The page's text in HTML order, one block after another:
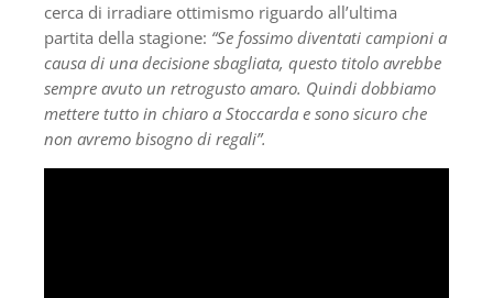
cerca di irradiare ottimismo riguardo all’ultima
partita della stagione: “Se fossimo diventati campioni a
causa di una decisione sbagliata, questo titolo avrebbe
sempre avuto un retrogusto amaro. Quindi dobbiamo
mettere tutto in chiaro a Stoccarda e sono sicuro che
non avremo bisogno di regali”.